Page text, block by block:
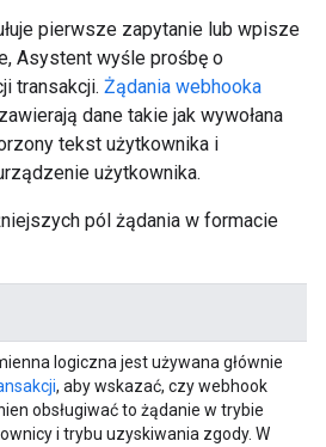
pierwsze zapytanie lub wpisze
Asystent wyśle prośbę o
transakcji. Żądania webhooka
dane takie jak wywołana
tekst użytkownika i
użytkownika.
pól żądania w formacie
logiczna jest używana głównie
, aby wskazać, czy webhook
obsługiwać to żądanie w trybie
i trybu uzyskiwania zgody. W